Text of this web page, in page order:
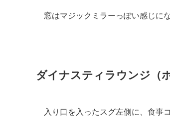
窓はマジックミラーっぽい感じに
ダイナスティラウンジ（
入り口を入ったスグ左側に、食事